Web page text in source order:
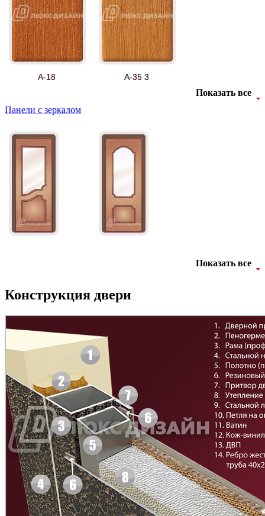
А-18 А-35 3
Б-35 3
БУК БАВАРИЯ
Д-11 Н Д-11 С
Показать все
Панели с зеркалом
Показать все
Конструкция двери